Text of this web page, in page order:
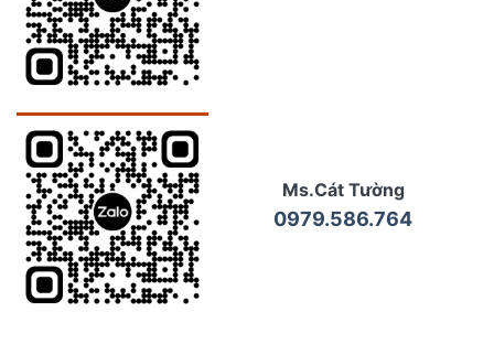
Ms.Cát Tường
0979.586.764